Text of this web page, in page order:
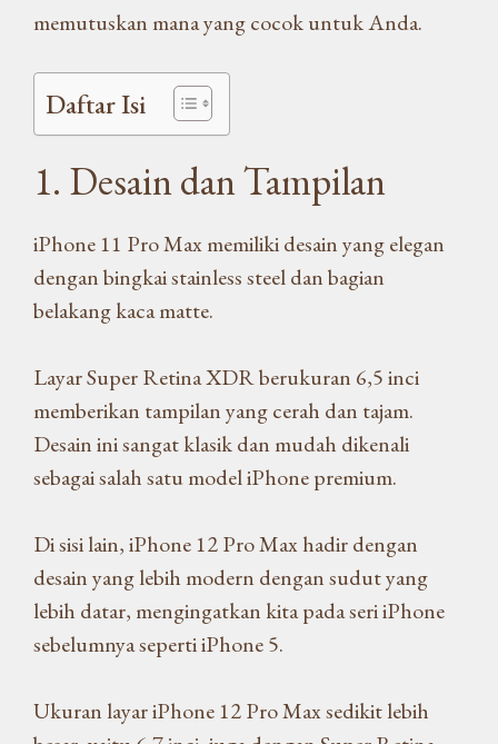
memutuskan mana yang cocok untuk Anda.
Daftar Isi
1. Desain dan Tampilan
iPhone 11 Pro Max memiliki desain yang elegan
dengan bingkai stainless steel dan bagian
belakang kaca matte.
Layar Super Retina XDR berukuran 6,5 inci
memberikan tampilan yang cerah dan tajam.
Desain ini sangat klasik dan mudah dikenali
sebagai salah satu model iPhone premium.
Di sisi lain, iPhone 12 Pro Max hadir dengan
desain yang lebih modern dengan sudut yang
lebih datar, mengingatkan kita pada seri iPhone
sebelumnya seperti iPhone 5.
Ukuran layar iPhone 12 Pro Max sedikit lebih